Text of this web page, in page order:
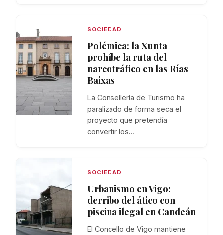
SOCIEDAD
Polémica: la Xunta
prohíbe la ruta del
narcotráfico en las Rías
Baixas
La Consellería de Turismo ha
paralizado de forma seca el
proyecto que pretendía
convertir los…
SOCIEDAD
Urbanismo en Vigo:
derribo del ático con
piscina ilegal en Candeán
El Concello de Vigo mantiene